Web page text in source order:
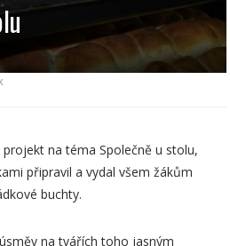
na téma Společně u stolu,
připravil a vydal všem žákům
buchty.
na tvářích toho jasným